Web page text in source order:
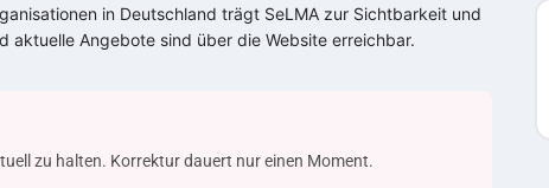
in Deutschland trägt SeLMA zur Sichtbarkeit und
aktuelle Angebote sind über die Website erreichbar.
zu halten. Korrektur dauert nur einen Moment.